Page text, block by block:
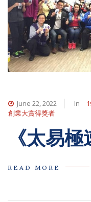
June 22, 2022 In
創業大賞得獎者
《太易
READ MORE